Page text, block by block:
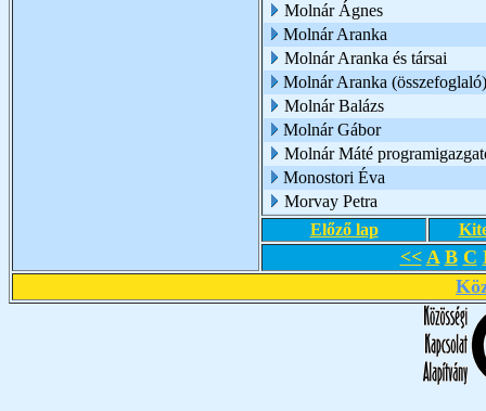
Molnár Ágnes
Molnár Aranka
Molnár Aranka és társai
Molnár Aranka (összefoglaló)
Molnár Balázs
Molnár Gábor
Molnár Máté
Monostori Éva
Morvay Petra
Előző lap
<< A B C